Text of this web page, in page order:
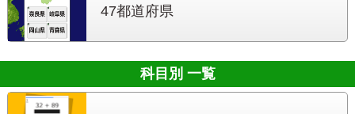
47都道府県
科目別 一覧